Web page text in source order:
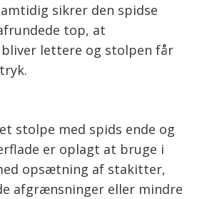
sikrer den spidse
top, at
lettere og stolpen får
stolpe med spids ende og
er oplagt at bruge i
opsætning af stakitter,
afgrænsninger eller mindre